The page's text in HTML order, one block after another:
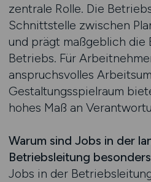
zentrale Rolle. Die
Schnittstelle zwischen
und prägt maßgeblich die
Betriebs. Für
anspruchsvolles
Gestaltungsspielraum
hohes Maß an
Warum sind Jobs in der
Betriebsleitung
Jobs in der